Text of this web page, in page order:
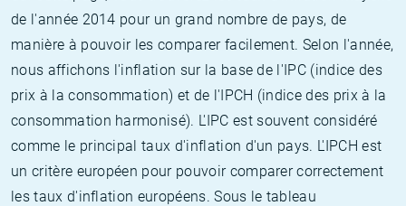
de l'année 2014 pour un grand nombre de pays, de
manière à pouvoir les comparer facilement. Selon l'année,
nous affichons l'inflation sur la base de l'IPC (indice des
prix à la consommation) et de l'IPCH (indice des prix à la
consommation harmonisé). L'IPC est souvent considéré
comme le principal taux d'inflation d'un pays. L'IPCH est
un critère européen pour pouvoir comparer correctement
les taux d'inflation européens. Sous le tableau